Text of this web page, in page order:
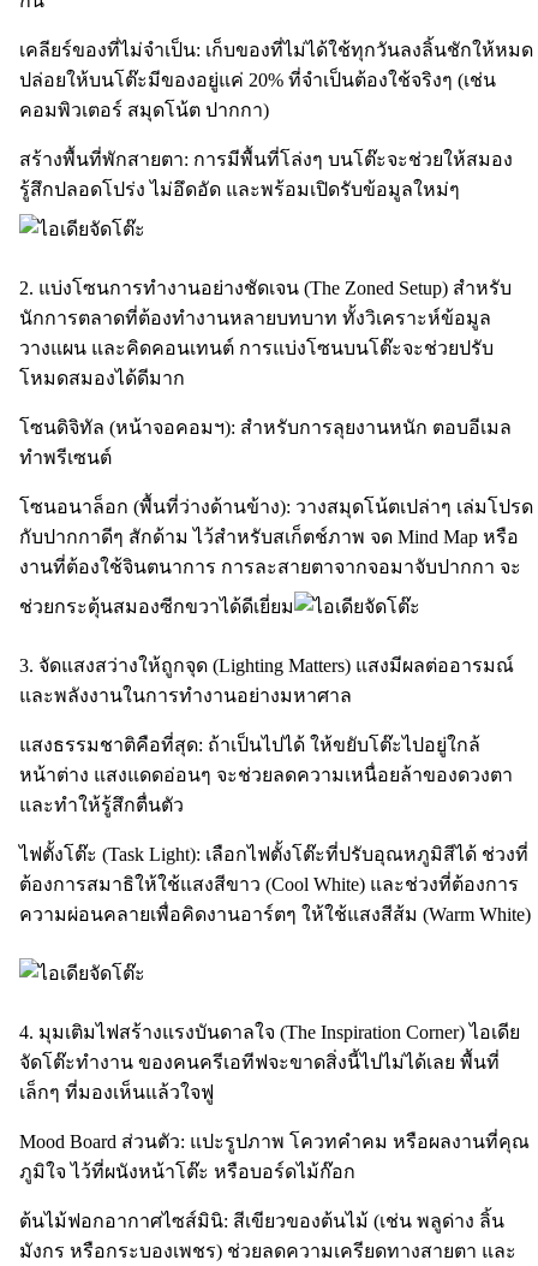
เคลียร์ของที่ไม่จำเป็น: เก็บของที่ไม่ได้ใช้ทุกวันลงลิ้นชักให้หมด
ปล่อยให้บนโต๊ะมีของอยู่แค่ 20% ที่จำเป็นต้องใช้จริงๆ (เช่น
คอมพิวเตอร์ สมุดโน้ต ปากกา)
สร้างพื้นที่พักสายตา: การมีพื้นที่โล่งๆ บนโต๊ะจะช่วยให้สมอง
รู้สึกปลอดโปร่ง ไม่อึดอัด และพร้อมเปิดรับข้อมูลใหม่ๆ
2. แบ่งโซนการทำงานอย่างชัดเจน (The Zoned Setup) สำหรับ
นักการตลาดที่ต้องทำงานหลายบทบาท ทั้งวิเคราะห์ข้อมูล
วางแผน และคิดคอนเทนต์ การแบ่งโซนบนโต๊ะจะช่วยปรับ
โหมดสมองได้ดีมาก
โซนดิจิทัล (หน้าจอคอมฯ): สำหรับการลุยงานหนัก ตอบอีเมล
ทำพรีเซนต์
โซนอนาล็อก (พื้นที่ว่างด้านข้าง): วางสมุดโน้ตเปล่าๆ เล่มโปรด
กับปากกาดีๆ สักด้าม ไว้สำหรับสเก็ตช์ภาพ จด Mind Map หรือ
งานที่ต้องใช้จินตนาการ การละสายตาจากจอมาจับปากกา จะ
ช่วยกระตุ้นสมองซีกขวาได้ดีเยี่ยม
3. จัดแสงสว่างให้ถูกจุด (Lighting Matters) แสงมีผลต่ออารมณ์
และพลังงานในการทำงานอย่างมหาศาล
แสงธรรมชาติคือที่สุด: ถ้าเป็นไปได้ ให้ขยับโต๊ะไปอยู่ใกล้
หน้าต่าง แสงแดดอ่อนๆ จะช่วยลดความเหนื่อยล้าของดวงตา
และทำให้รู้สึกตื่นตัว
ไฟตั้งโต๊ะ (Task Light): เลือกไฟตั้งโต๊ะที่ปรับอุณหภูมิสีได้ ช่วงที่
ต้องการสมาธิให้ใช้แสงสีขาว (Cool White) และช่วงที่ต้องการ
ความผ่อนคลายเพื่อคิดงานอาร์ตๆ ให้ใช้แสงสีส้ม (Warm White)
4. มุมเติมไฟสร้างแรงบันดาลใจ (The Inspiration Corner) ไอเดีย
จัดโต๊ะทำงาน ของคนครีเอทีฟจะขาดสิ่งนี้ไปไม่ได้เลย พื้นที่
เล็กๆ ที่มองเห็นแล้วใจฟู
Mood Board ส่วนตัว: แปะรูปภาพ โควทคำคม หรือผลงานที่คุณ
ภูมิใจ ไว้ที่ผนังหน้าโต๊ะ หรือบอร์ดไม้ก๊อก
ต้นไม้ฟอกอากาศไซส์มินิ: สีเขียวของต้นไม้ (เช่น พลูด่าง ลิ้น
มังกร หรือกระบองเพชร) ช่วยลดความเครียดทางสายตา และ